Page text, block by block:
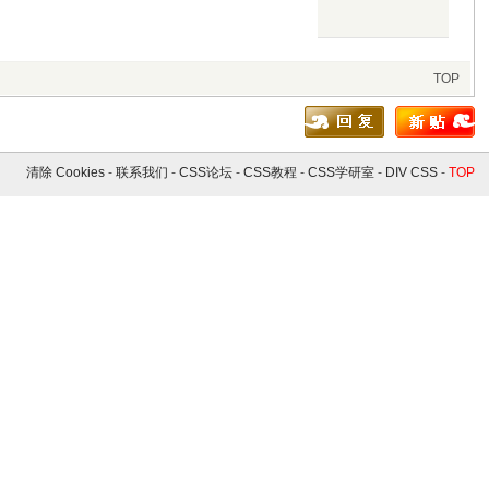
TOP
清除 Cookies- 联系我们 - CSS论坛- CSS教程 - CSS学研室- DIV CSS- TOP